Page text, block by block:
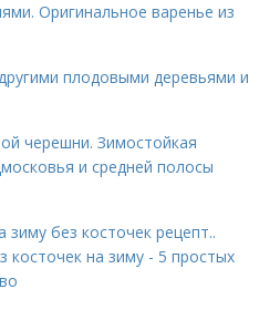
Оригинальное варенье из
плодовыми деревьями и
черешни. Зимостойкая
и средней полосы
без косточек рецепт..
косточек на зиму - 5 простых